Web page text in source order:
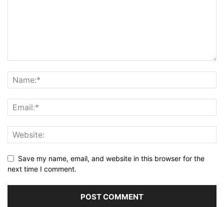
Save my name, email, and website in this browser for the
next time I comment.